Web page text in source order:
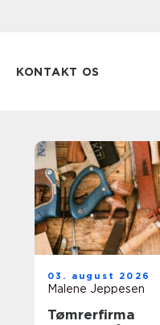
KONTAKT OS
03. august 2026
Malene Jeppesen
Tømrerfirma